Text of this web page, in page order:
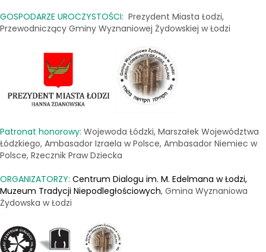
GOSPODARZE UROCZYSTOŚCI: Prezydent Miasta Łodzi,
Przewodniczący Gminy Wyznaniowej Żydowskiej w Łodzi
Patronat honorowy: Wojewoda Łódzki, Marszałek Województwa
Łódzkiego, Ambasador Izraela w Polsce, Ambasador Niemiec w
Polsce, Rzecznik Praw Dziecka
ORGANIZATORZY: Centrum Dialogu im. M. Edelmana w Łodzi,
Muzeum Tradycji Niepodległościowych, Gmina Wyznaniowa
Żydowska w Łodzi